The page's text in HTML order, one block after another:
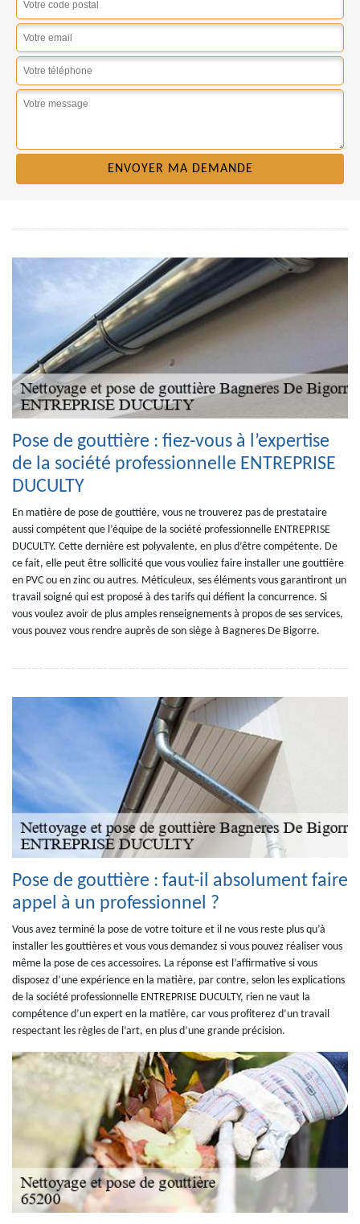
Pose de gouttière : fiez-vous à l’expertise
de la société professionnelle ENTREPRISE
DUCULTY
En matière de pose de gouttière, vous ne trouverez pas de prestataire
aussi compétent que l’équipe de la société professionnelle ENTREPRISE
DUCULTY. Cette dernière est polyvalente, en plus d’être compétente. De
ce fait, elle peut être sollicité que vous vouliez faire installer une gouttière
en PVC ou en zinc ou autres. Méticuleux, ses éléments vous garantiront un
travail soigné qui est proposé à des tarifs qui défient la concurrence. Si
vous voulez avoir de plus amples renseignements à propos de ses services,
vous pouvez vous rendre auprès de son siège à Bagneres De Bigorre.
Pose de gouttière : faut-il absolument faire
appel à un professionnel ?
Vous avez terminé la pose de votre toiture et il ne vous reste plus qu’à
installer les gouttières et vous vous demandez si vous pouvez réaliser vous
même la pose de ces accessoires. La réponse est l’affirmative si vous
disposez d’une expérience en la matière, par contre, selon les explications
de la société professionnelle ENTREPRISE DUCULTY, rien ne vaut la
compétence d’un expert en la matière, car vous profiterez d’un travail
respectant les règles de l’art, en plus d’une grande précision.